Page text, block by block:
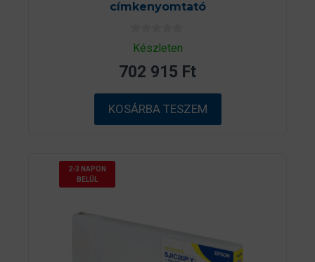
címkenyomtató
0
a
5
b
ő
l
Készleten
702 915 Ft
KOSÁRBA TESZEM
2-3 NAPON
BELÜL